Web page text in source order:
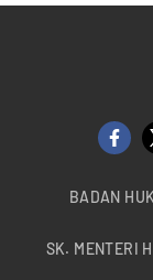
BADAN
SK. MENTERI